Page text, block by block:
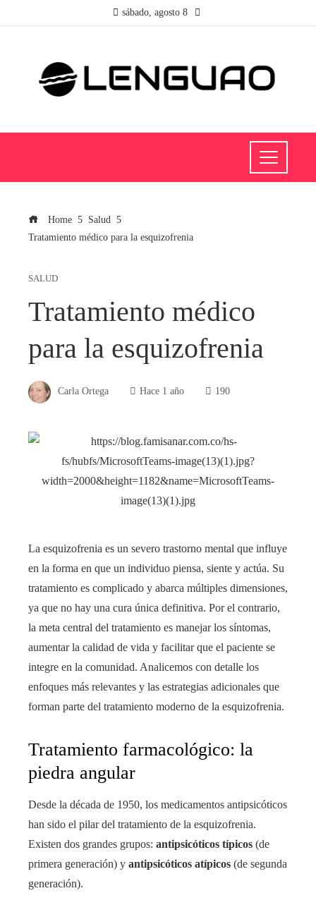
sábado, agosto 8
Home
Salud
Tratamiento médico para la esquizofrenia
SALUD
Tratamiento médico
para la esquizofrenia
Carla Ortega Hace 1 año 190
La esquizofrenia es un severo trastorno mental que influye
en la forma en que un individuo piensa, siente y actúa. Su
tratamiento es complicado y abarca múltiples dimensiones,
ya que no hay una cura única definitiva. Por el contrario,
la meta central del tratamiento es manejar los síntomas,
aumentar la calidad de vida y facilitar que el paciente se
integre en la comunidad. Analicemos con detalle los
enfoques más relevantes y las estrategias adicionales que
forman parte del tratamiento moderno de la esquizofrenia.
Tratamiento farmacológico: la
piedra angular
Desde la década de 1950, los medicamentos antipsicóticos
han sido el pilar del tratamiento de la esquizofrenia.
Existen dos grandes grupos: antipsicóticos típicos (de
primera generación) y antipsicóticos atípicos (de segunda
generación).